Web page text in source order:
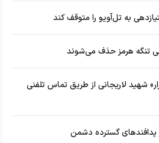
به تل‌آویو را متوقف کند
تنگه هرمز حذف می‌شوند
شهید لاریجانی از طریق تماس تلفنی